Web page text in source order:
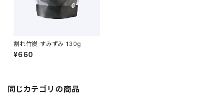
割れ竹炭 すみずみ 130g
¥660
同じカテゴリの商品